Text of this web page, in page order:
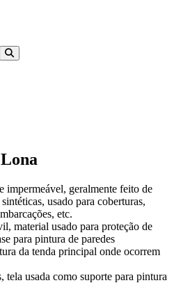
Lona
impermeável, geralmente feito de
usado para coberturas,
etc.
material usado para proteção de
para pintura de paredes
da tenda principal onde ocorrem
tela usada como suporte para pintura